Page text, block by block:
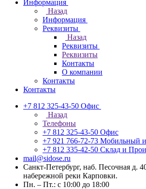
Информация
Назад
Информация
Реквизиты
Назад
Реквизиты
Реквизиты
Контакты
О компании
Контакты
Контакты
+7 812 325-43-50 Офис
Назад
Телефоны
+7 812 325-43-50 Офис
+7 921 766-72-73 Мобильный
+7 812 335-42-50 Склад и
mail@sidose.ru
Санкт-Петербург, наб. Песочная д.
набережной реки Карповки.
Пн. – Пт.: с 10:00 до 18:00